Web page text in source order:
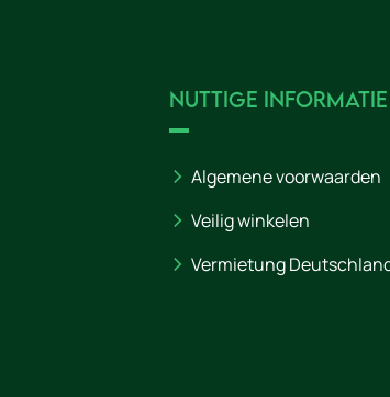
Nuttige informatie
Algemene voorwaarden
Veilig winkelen
Vermietung